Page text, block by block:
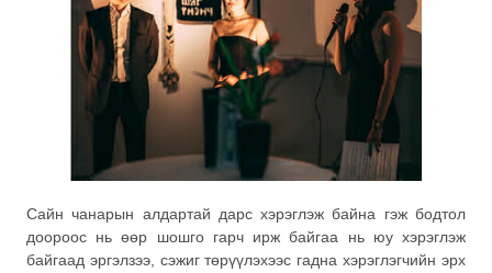
Сайн чанарын алдартай дарс хэрэглэж байна гэж бодтол
доороос нь өөр шошго гарч ирж байгаа нь юу хэрэглэж
байгаад эргэлзээ, сэжиг төрүүлэхээс гадна хэрэглэгчийн эрх